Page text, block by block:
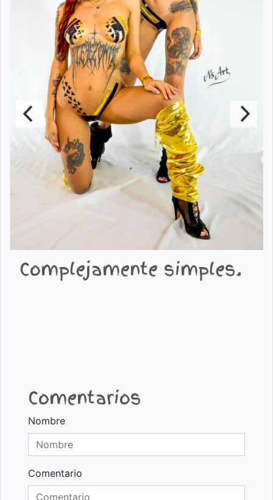
Complejamente simples.
Comentarios
Nombre
Comentario